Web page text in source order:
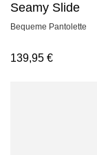
Seamy Slide
Bequeme Pantolette
139,95 €